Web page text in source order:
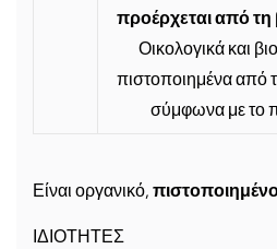
προέρχεται από τη
Οικολογικά και
πιστοποιημένα
σύμφωνα με το
Είναι οργανικό,
ΙΔΙΟΤΗΤΕΣ